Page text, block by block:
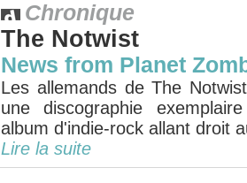
Chronique
The Notwist
News from Planet
Les allemands de The
une discographie
album d'indie-rock allant droit
Lire la suite